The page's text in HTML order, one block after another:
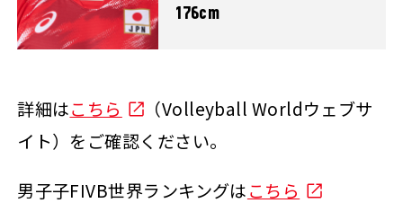
176cm
詳細はこちら
（Volleyball Worldウェブサ
イト）をご確認ください。
男子子FIVB世界ランキングはこちら